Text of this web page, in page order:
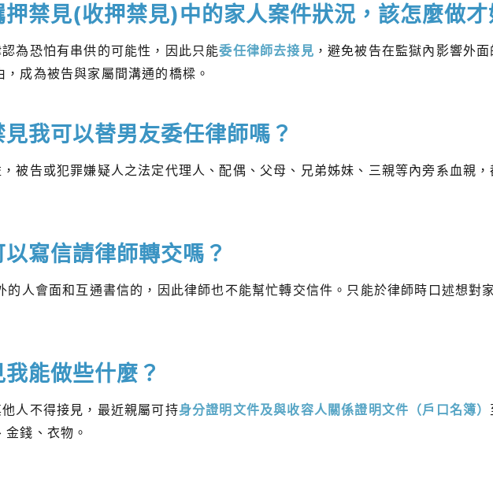
禁見(收押禁見)中的家人案件狀況，該怎麼做才
為恐怕有串供的可能性，因此只能委任律師去接見 ，避免被告在監獄內影響外
成為被告與家屬間溝通的橋樑。
我可以替男友委任律師嗎？
被告或犯罪嫌疑人之法定代理人、配偶、父母、兄弟姊妹、三親等內旁系血親
寫信請律師轉交嗎？
的人會面和互通書信的，因此律師也不能幫忙轉交信件。只能於律師時口述想對
能做些什麼？
人不得接見，最近親屬可持身分證明文件及與收容人關係證明文件（戶口名簿）
錢、衣物。